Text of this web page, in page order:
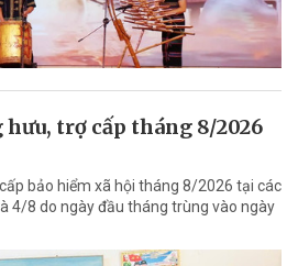
trợ cấp tháng 8/2026
bảo hiểm xã hội tháng 8/2026 tại các
4/8 do ngày đầu tháng trùng vào ngày